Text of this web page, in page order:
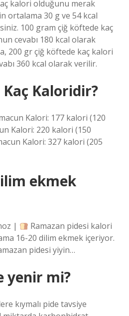
kalori olduğunu merak
ortalama 30 g ve 54 kcal
100 gram çiğ köftede kaç
cevabı 180 kcal olarak
200 gr çiğ köftede kaç kalori
360 kcal olarak verilir.
Kaloridir?
Kalori: 177 kalori (120
Kalori: 220 kalori (150
Kalori: 327 kalori (205
ekmek
|
Ramazan pidesi kalori
16-20 dilim ekmek içeriyor.
pidesi yiyin…
yenir mi?
kıymalı pide tavsiye